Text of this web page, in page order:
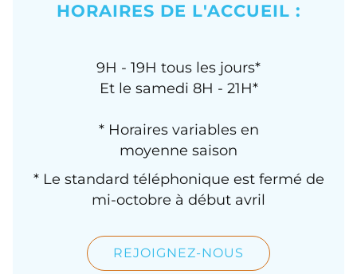
HORAIRES DE L'ACCUEIL :
9H - 19H tous les jours*
Et le samedi 8H - 21H*
* Horaires variables en
moyenne saison
* Le standard téléphonique est fermé de
mi-octobre à début avril
REJOIGNEZ-NOUS